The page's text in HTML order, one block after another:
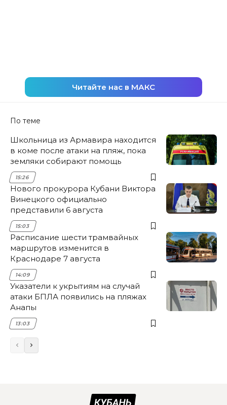
Читайте нас в МАКС
По теме
Школьница из Армавира находится
в коме после атаки на пляж, пока
земляки собирают помощь
15:26
Нового прокурора Кубани Виктора
Винецкого официально
представили 6 августа
15:03
Расписание шести трамвайных
маршрутов изменится в
Краснодаре 7 августа
14:09
Указатели к укрытиям на случай
атаки БПЛА появились на пляжах
Анапы
13:03